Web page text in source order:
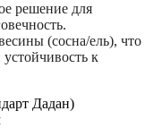
решение для
(сосна/ель), что
устойчивость к
Дадан)